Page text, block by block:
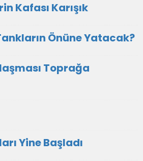
Kafası Karışık
Önüne Yatacak?
Toprağa
Yine Başladı